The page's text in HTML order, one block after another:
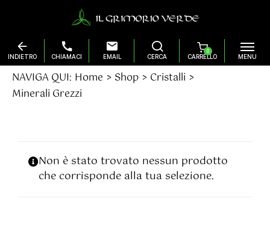
SaltaNAVIGA QUI: Home Shop
Cristalli
Minerali Grezzi
Non è stato trovato nessun prodotto
che corrisponde alla tua selezione.
0